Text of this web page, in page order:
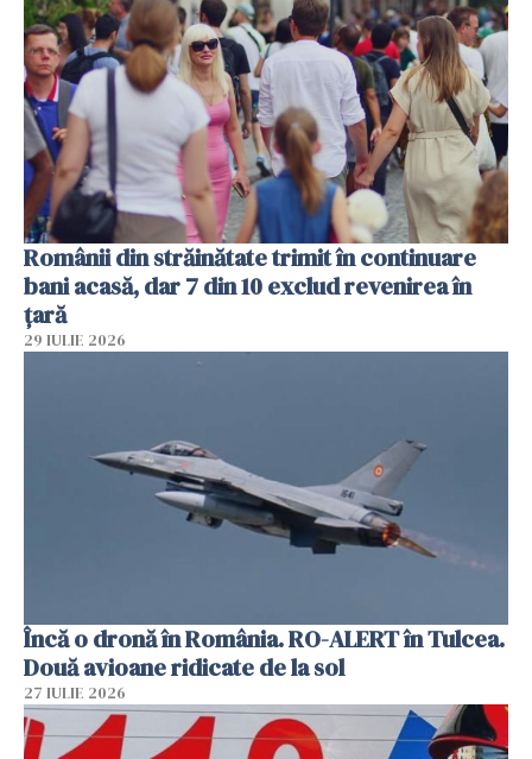
Românii din străinătate trimit în continuare
bani acasă, dar 7 din 10 exclud revenirea în
țară
29 IULIE 2026
Încă o dronă în România. RO-ALERT în Tulcea.
Două avioane ridicate de la sol
27 IULIE 2026